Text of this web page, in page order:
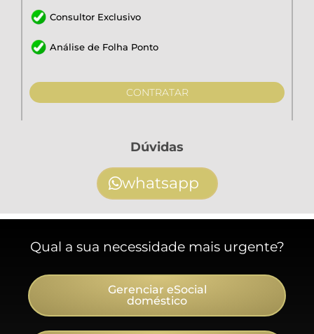
Consultor Exclusivo
Análise de Folha Ponto
CONTRATAR
Dúvidas
whatsapp
Qual a sua necessidade mais urgente?
Gerenciar eSocial
doméstico